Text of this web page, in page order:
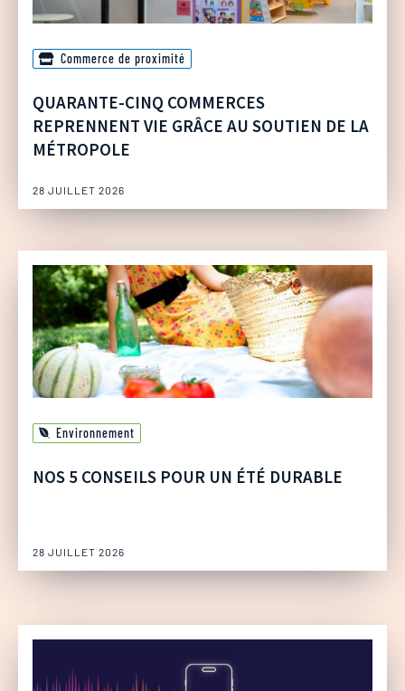
Commerce de proximité
QUARANTE-CINQ COMMERCES
REPRENNENT VIE GRÂCE AU SOUTIEN DE LA
MÉTROPOLE
28 JUILLET 2026
Environnement
NOS 5 CONSEILS POUR UN ÉTÉ DURABLE
28 JUILLET 2026